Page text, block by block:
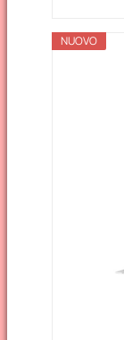
NUOVO